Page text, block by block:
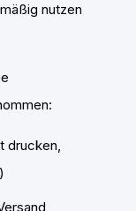
nutzen
drucken,